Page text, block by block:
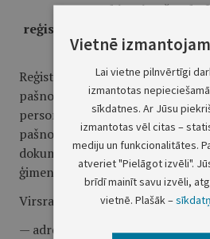
V. Norādījumi
reģistrācijas lapas
kabineta noteikumu nr.
Reģistrācijas lapa
pašnodarbināto personu,
personas saimniecību
pašnodarbinātās personas
dokumentiem un par
ģimenes locekļiem.
Virsraksta rekvizīti:
— adresāts,
Vietnē
Lai vietne pilnvērtīgi
izmantotas
sīkdatnes. Ar Jūsu
izmantotas vēl citas –
mediju un funkcionalitātes.
atveriet "Pielāgot izvēli".
brīdī mainīt savu izvēli,
vietnē. Plašāk –